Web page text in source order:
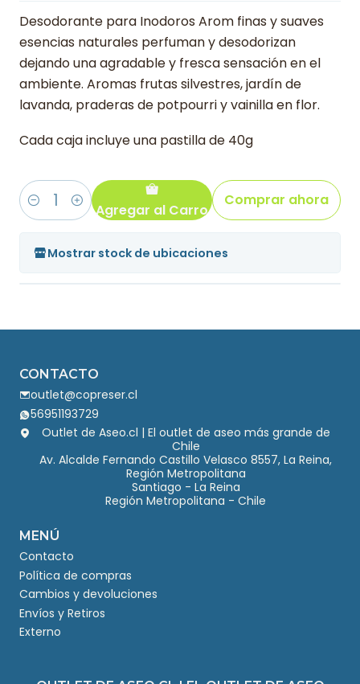
Desodorante para Inodoros Arom finas y suaves
esencias naturales perfuman y desodorizan
dejando una agradable y fresca sensación en el
ambiente. Aromas frutas silvestres, jardín de
lavanda, praderas de potpourri y vainilla en flor.
Cada caja incluye una pastilla de 40g
Cantidad Agregar al Carro
Comprar ahora
Mostrar stock de ubicaciones
CONTACTO
outlet@copreser.cl
56951193729
Outlet de Aseo.cl | El outlet de aseo más grande de
Chile
Av. Alcalde Fernando Castillo Velasco 8557, La Reina,
Región Metropolitana
Santiago - La Reina
Región Metropolitana - Chile
MENÚ
Contacto
Política de compras
Cambios y devoluciones
Envíos y Retiros
Externo